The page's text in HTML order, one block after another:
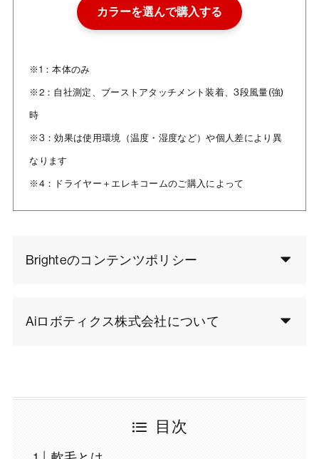
カラーを選んで購入する
※1：本体のみ
※2：自社測定、ブーストアタッチメント装着、3段風量(強)
時
※3：効果は使用環境（温度・湿度など）や個人差により異
なります
※4：ドライヤー＋エレキコームのご購入によって
Brighteのコンテンツポリシー
Aiロボティクス株式会社について
目次